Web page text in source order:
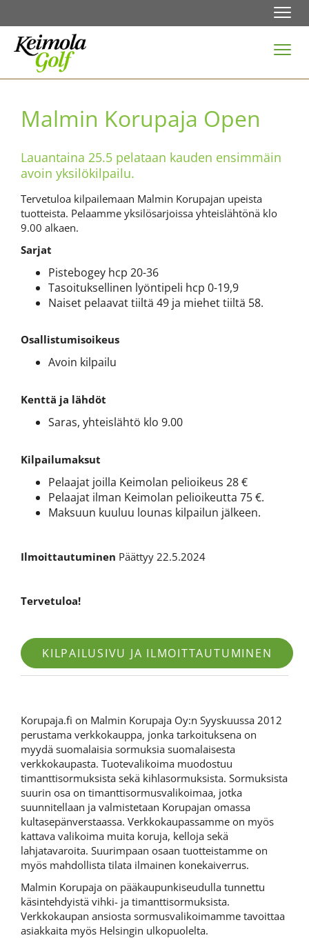
Malmin Korupaja Open
Lauantaina 25.5 pelataan kauden ensimmäin
avoin yksilökilpailu.
Tervetuloa kilpailemaan Malmin Korupajan upeista
tuotteista. Pelaamme yksilösarjoissa yhteislähtönä klo
9.00 alkaen.
Sarjat
Pistebogey hcp 20-36
Tasoituksellinen lyöntipeli hcp 0-19,9
Naiset pelaavat tiiltä 49 ja miehet tiiltä 58.
Osallistumisoikeus
Avoin kilpailu
Kenttä ja lähdöt
Saras, yhteislähtö klo 9.00
Kilpailumaksut
Pelaajat joilla Keimolan pelioikeus 28 €
Pelaajat ilman Keimolan pelioikeutta 75 €.
Maksuun kuuluu lounas kilpailun jälkeen.
Ilmoittautuminen Päättyy 22.5.2024
Tervetuloa!
KILPAILUSIVU JA ILMOITTAUTUMINEN
Korupaja.fi on Malmin Korupaja Oy:n Syyskuussa 2012
perustama verkkokauppa, jonka tarkoituksena on
myydä suomalaisia sormuksia suomalaisesta
verkkokaupasta. Tuotevalikoima muodostuu
timanttisormuksista sekä kihlasormuksista. Sormuksista
suurin osa on timanttisormusvalikoimaa, jotka
suunnitellaan ja valmistetaan Korupajan omassa
kultasepänverstaassa. Verkkokaupassamme on myös
kattava valikoima muita koruja, kelloja sekä
lahjatavaroita. Suurimpaan osaan tuotteistamme on
myös mahdollista tilata ilmainen konekaiverrus.
Malmin Korupaja on pääkaupunkiseudulla tunnettu
käsintehdyistä vihki- ja timanttisormuksista.
Verkkokaupan ansiosta sormusvalikoimamme tavoittaa
asiakkaita myös Helsingin ulkopuolelta.